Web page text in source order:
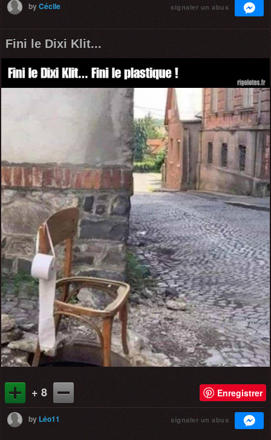
byCécile signaler un abus
Fini le Dixi Klit...
+ 8 Enregistrer
by Léo11 signaler un abus